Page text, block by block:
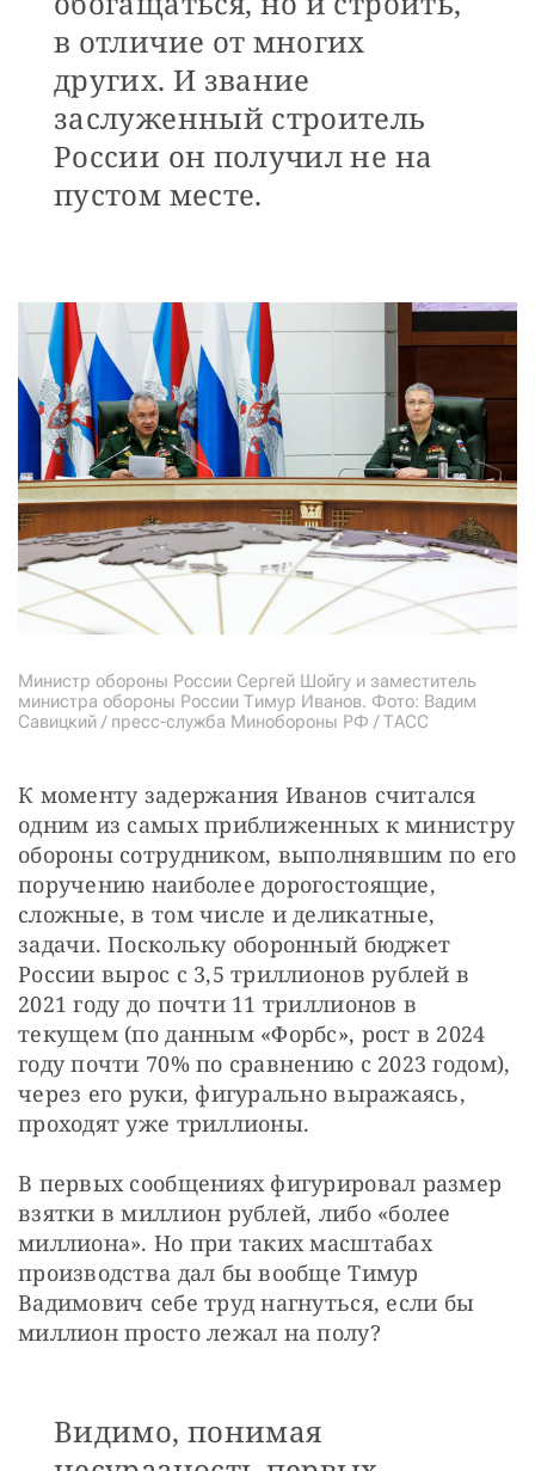
в отличие от многих
других. И звание
заслуженный строитель
России он получил не на
пустом месте.
Министр обороны России Сергей Шойгу и заместитель
министра обороны России Тимур Иванов. Фото: Вадим
Савицкий / пресс-служба Минобороны РФ / ТАСС
К моменту задержания Иванов считался
одним из самых приближенных к министру
обороны сотрудником, выполнявшим по его
поручению наиболее дорогостоящие,
сложные, в том числе и деликатные,
задачи. Поскольку оборонный бюджет
России вырос с 3,5 триллионов рублей в
2021 году до почти 11 триллионов в
текущем (по данным «Форбс», рост в 2024
году почти 70% по сравнению с 2023 годом),
через его руки, фигурально выражаясь,
проходят уже триллионы.
В первых сообщениях фигурировал размер
взятки в миллион рублей, либо «более
миллиона». Но при таких масштабах
производства дал бы вообще Тимур
Вадимович себе труд нагнуться, если бы
миллион просто лежал на полу?
Видимо, понимая